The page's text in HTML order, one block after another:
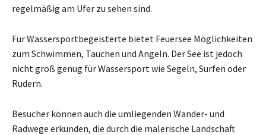
regelmäßig am Ufer zu sehen sind.
Für Wassersportbegeisterte bietet Feuersee Möglichkeiten
zum Schwimmen, Tauchen und Angeln. Der See ist jedoch
nicht groß genug für Wassersport wie Segeln, Surfen oder
Rudern.
Besucher können auch die umliegenden Wander- und
Radwege erkunden, die durch die malerische Landschaft